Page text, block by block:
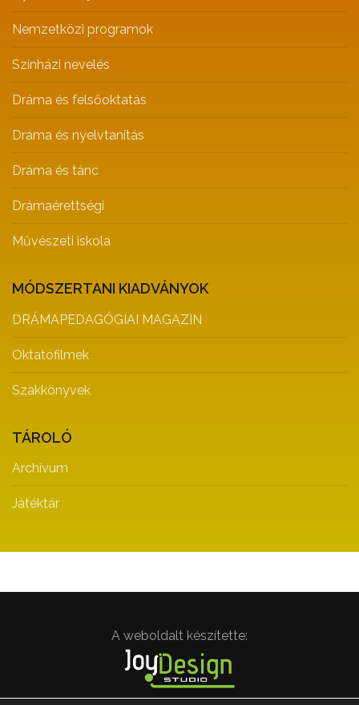
Nemzetközi programok
Színházi nevelés
Dráma és felsőoktatás
Dráma és nyelvtanítás
Dráma és tánc
Drámaérettségi
Művészeti iskola
MÓDSZERTANI KIADVÁNYOK
DRÁMAPEDAGÓGIAI MAGAZIN
Oktatófilmek
Szakkönyvek
TÁROLÓ
Archívum
Játéktár
A weboldalt készítette: